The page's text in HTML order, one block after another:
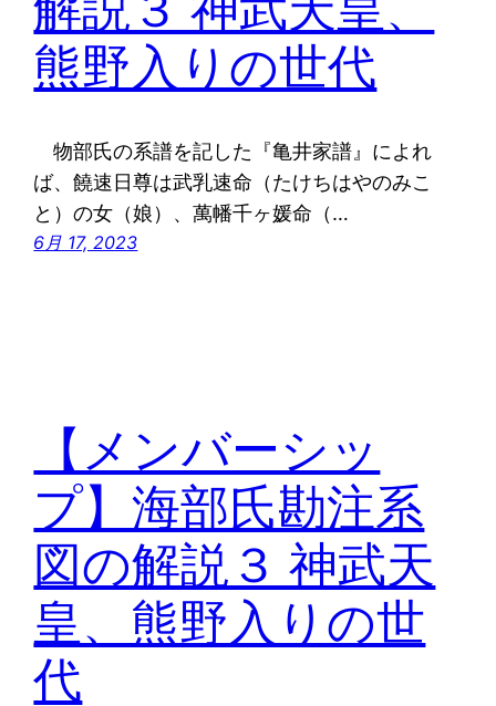
熊野入りの世代
物部氏の系譜を記した『亀井家譜』によれ
ば、饒速日尊は武乳速命（たけちはやのみこ
と）の女（娘）、萬幡千ヶ媛命（…
6月 17, 2023
【メンバーシッ
プ】海部氏勘注系
図の解説３ 神武天
皇、熊野入りの世
代